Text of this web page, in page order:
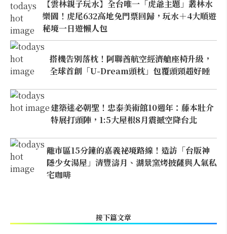
【雲林親子玩水】全台唯一「虎爺主題」叢林水
樂園！虎尾632高地免門票回歸，玩水＋4大順遊
秘境一日遊懶人包
搭機告別落枕！阿聯酋航空經濟艙座椅升級，
全球首創「U-Dream頭枕」包覆頭頸超好睡
建築迷必朝聖！忠泰美術館10週年：藤本壯介
特展打頭陣，1:5大屋根8月震撼空降台北
離市區15分鐘的嘉義祕境路線！造訪「台版神
隱少女湯屋」清豐濤月、湖景窯烤披薩與人氣私
宅咖啡
接下篇文章